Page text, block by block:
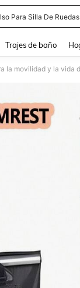
Para Silla De Ruedas
Trajes de baño
la movilidad y la vida